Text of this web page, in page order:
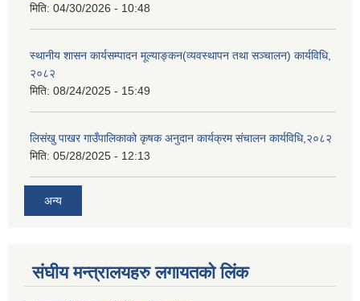
मिति: 04/30/2026 - 10:48
स्थानीय शासन कार्यसम्पादन मूल्याङ्कन(व्यवस्थापन तथा सञ्चालन) कार्यविधि,
२०८२
मिति: 08/24/2025 - 15:49
लिसंखु पाखर गाउँपालिकाको कृषक अनुदान कार्यक्रम संचालन कार्यविधि,२०८२
मिति: 05/28/2025 - 12:13
अन्य
संघीय मन्त्रालयहरु लगायतको लिंक